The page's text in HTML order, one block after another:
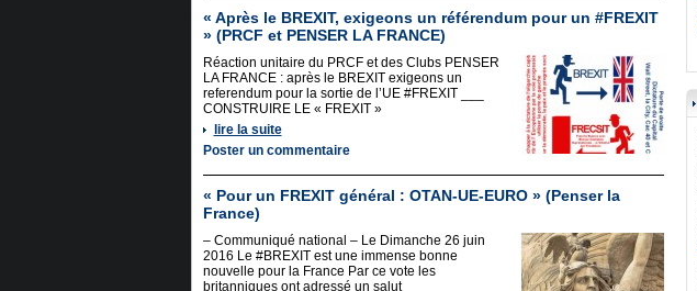
« Après le BREXIT, exigeons un référendum pour un #FREXIT
» (PRCF et PENSER LA FRANCE)
Réaction unitaire du PRCF et des Clubs PENSER
LA FRANCE : après le BREXIT exigeons un
referendum pour la sortie de l’UE #FREXIT ___
CONSTRUIRE LE « FREXIT »
lire la suite
Poster un commentaire
« Pour un FREXIT général : OTAN-UE-EURO » (Penser la
France)
– Communiqué national – Le Dimanche 26 juin
2016 Le #‎BREXIT est une immense bonne
nouvelle pour la France Par ce vote les
britanniques ont adressé un salut